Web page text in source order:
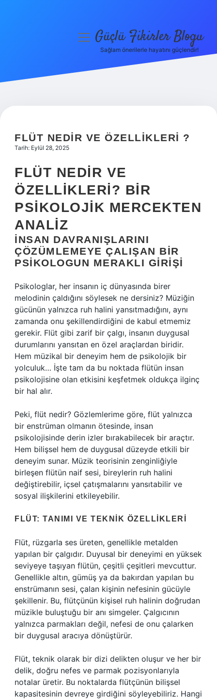
Hakkımızda
menüyüGüçlü Fikirler Blogu
Sağlam önerilerle hayatını güçlendir!
FLÜT NEDIR VE ÖZELLIKLERI ?
Tarih: Eylül 28, 2025
FLÜT NEDIR VE
ÖZELLIKLERI? BIR
PSIKOLOJIK MERCEKTEN
ANALIZ
İNSAN DAVRANIŞLARINI
ÇÖZÜMLEMEYE ÇALIŞAN BIR
PSIKOLOGUN MERAKLI GIRIŞI
Psikologlar, her insanın iç dünyasında birer
melodinin çaldığını söylesek ne dersiniz? Müziğin
gücünün yalnızca ruh halini yansıtmadığını, aynı
zamanda onu şekillendirdiğini de kabul etmemiz
gerekir. Flüt gibi zarif bir çalgı, insanın duygusal
durumlarını yansıtan en özel araçlardan biridir.
Hem müzikal bir deneyim hem de psikolojik bir
yolculuk… İşte tam da bu noktada flütün insan
psikolojisine olan etkisini keşfetmek oldukça ilginç
bir hal alır.
Peki, flüt nedir? Gözlemlerime göre, flüt yalnızca
bir enstrüman olmanın ötesinde, insan
psikolojisinde derin izler bırakabilecek bir araçtır.
Hem bilişsel hem de duygusal düzeyde etkili bir
deneyim sunar. Müzik teorisinin zenginliğiyle
birleşen flütün naif sesi, bireylerin ruh halini
değiştirebilir, içsel çatışmalarını yansıtabilir ve
sosyal ilişkilerini etkileyebilir.
FLÜT: TANIMI VE TEKNIK ÖZELLIKLERI
Flüt, rüzgarla ses üreten, genellikle metalden
yapılan bir çalgıdır. Duyusal bir deneyimi en yüksek
seviyeye taşıyan flütün, çeşitli çeşitleri mevcuttur.
Genellikle altın, gümüş ya da bakırdan yapılan bu
enstrümanın sesi, çalan kişinin nefesinin gücüyle
şekillenir. Bu, flütçünün kişisel ruh halinin doğrudan
müzikle buluştuğu bir anı simgeler. Çalgıcının
yalnızca parmakları değil, nefesi de onu çalarken
bir duygusal aracıya dönüştürür.
Flüt, teknik olarak bir dizi delikten oluşur ve her bir
delik, doğru nefes ve parmak pozisyonlarıyla
notalar üretir. Bu noktalarda flütçünün bilişsel
kapasitesinin devreye girdiğini söyleyebiliriz. Hangi